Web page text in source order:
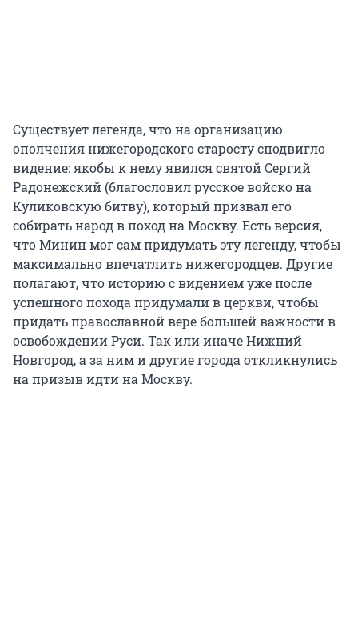
Существует легенда, что на организацию
ополчения нижегородского старосту сподвигло
видение: якобы к нему явился святой Сергий
Радонежский (благословил русское войско на
Куликовскую битву), который призвал его
собирать народ в поход на Москву. Есть версия,
что Минин мог сам придумать эту легенду, чтобы
максимально впечатлить нижегородцев. Другие
полагают, что историю с видением уже после
успешного похода придумали в церкви, чтобы
придать православной вере большей важности в
освобождении Руси. Так или иначе Нижний
Новгород, а за ним и другие города откликнулись
на призыв идти на Москву.